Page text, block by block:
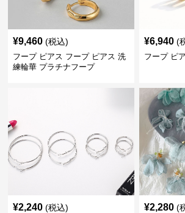
¥9,460 (税込)
フープ ピアス フープ ピアス 洗
練輪華 プラチナフープ
¥6,940 (
フープ ピ
¥2,240 (税込) ¥2,280 (